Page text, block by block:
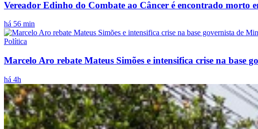
Vereador Edinho do Combate ao Câncer é encontrado morto
há 56 min
Política
Marcelo Aro rebate Mateus Simões e intensifica crise na base
há 4h